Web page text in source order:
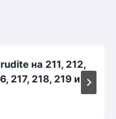
на 211, 212,
217, 218, 219 и